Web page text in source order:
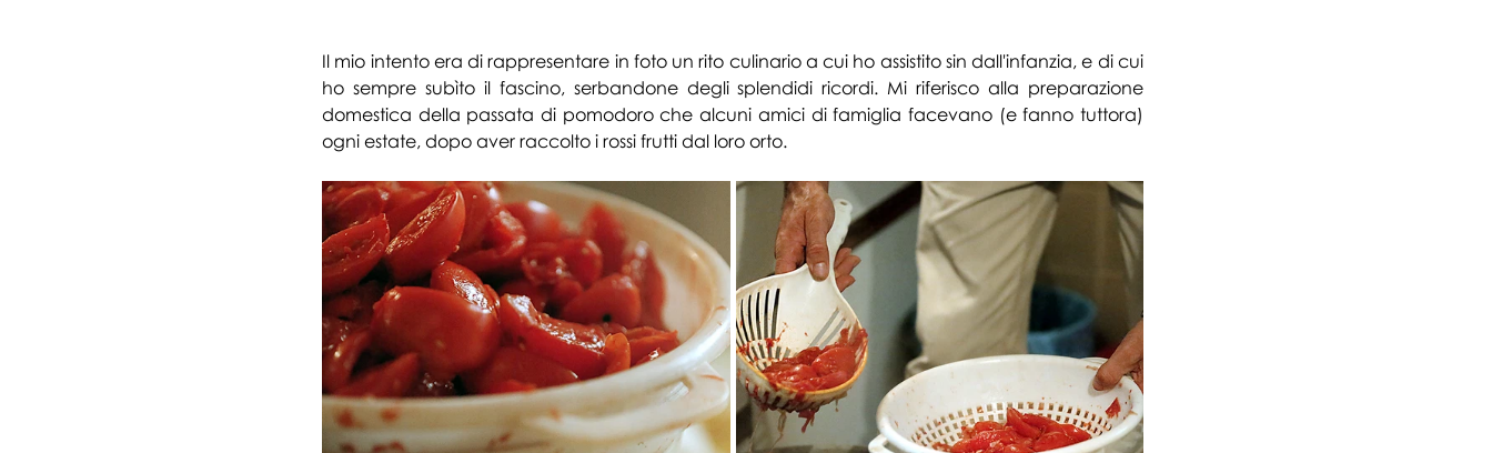
Il mio intento era di rappresentare in foto un rito culinario a cui ho assistito sin dall'infanzia, e di cui
ho sempre subìto il fascino, serbandone degli splendidi ricordi. Mi riferisco alla preparazione
domestica della passata di pomodoro che alcuni amici di famiglia facevano (e fanno tuttora)
ogni estate, dopo aver raccolto i rossi frutti dal loro orto.